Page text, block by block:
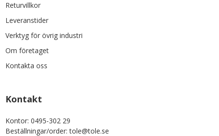
Returvillkor
Leveranstider
Verktyg för övrig industri
Om företaget
Kontakta oss
Kontakt
Kontor: 0495-302 29
Beställningar/order: tole@tole.se